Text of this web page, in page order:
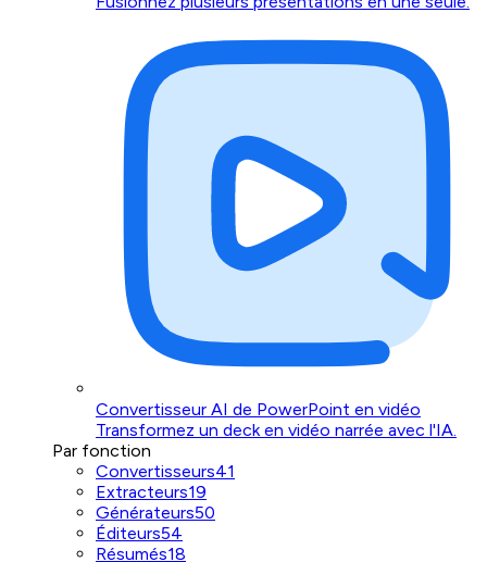
Convertisseur AI de PowerPoint en vidéo
Transformez un deck en vidéo narrée avec l'IA.
Par fonction
Convertisseurs41
Extracteurs19
Générateurs50
Éditeurs54
Résumés18